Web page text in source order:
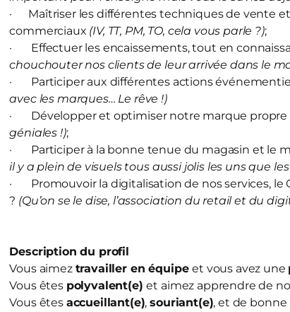
· Maîtriser les différentes techniques de vente
commerciaux (IV, TT, PM, TO, cela vous parle ?);
· Effectuer les encaissements, tout en
chouchouter nos clients de leur arrivée dans le
· Participer aux différentes actions
avec les marques… Le rêve !)
· Développer et optimiser notre marque propre
géniales !);
· Participer à la bonne tenue du magasin et le
il y a plein de visuels tous aussi jolis les uns que
· Promouvoir la digitalisation de nos services, le
? (Qu’on se le dise, l’association du retail et du
Description du profil
Vous aimez travailler en équipeet vous avez une
Vous êtes polyvalent(e)et aimez apprendre de
Vous êtes accueillant(e),souriant(e), et de bonne